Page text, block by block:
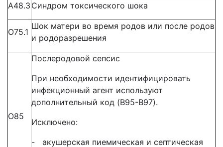
А48.3 Синдром токсического шока
О75.1
Шок матери во время родов или после родов
и родоразрешения
O85
Послеродовой сепсис
При необходимости идентифицировать
инфекционный агент используют
дополнительный код (B95-B97).
Исключено:
- акушерская пиемическая и септическая